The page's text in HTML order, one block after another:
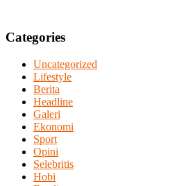
Categories
Uncategorized
Lifestyle
Berita
Headline
Galeri
Ekonomi
Sport
Opini
Selebritis
Hobi